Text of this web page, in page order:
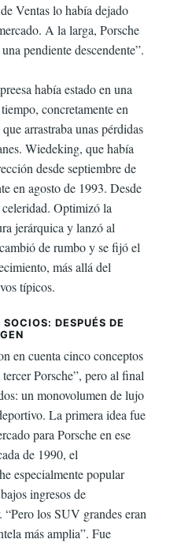
Ventas lo había dejado
A la larga, Porsche
pendiente descendente”.
había estado en una
concretamente en
arrastraba unas pérdidas
Wiedeking, que había
desde septiembre de
en agosto de 1993. Desde
Optimizó la
jerárquica y lanzó al
de rumbo y se fijó el
más allá del
típicos.
DESPUÉS DE
en cuenta cinco conceptos
Porsche”, pero al final
un monovolumen de lujo
La primera idea fue
para Porsche en ese
de 1990, el
especialmente popular
ingresos de
los SUV grandes eran
más amplia”. Fue